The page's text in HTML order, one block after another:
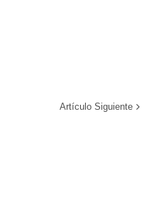
Artículo Siguiente